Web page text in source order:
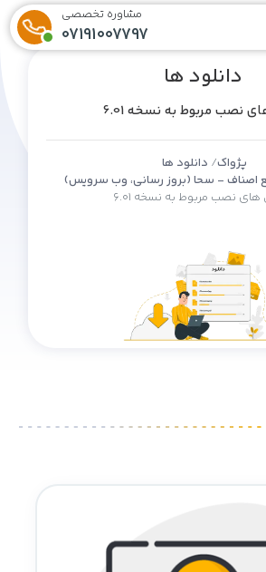
مشاوره تخصصی
07191007797
دانلود ها
نصب مربوط به نسخه 6.01
پژواک دانلود ها
اصناف - سحا (بروز رسانی، وب سرویس)
های نصب مربوط به نسخه 6.01